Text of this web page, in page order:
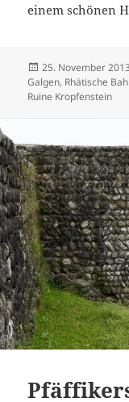
einem schönen
Veröffentlicht
am
25. November 2013
Galgen, Rhätische
Ruine Kropfenstein